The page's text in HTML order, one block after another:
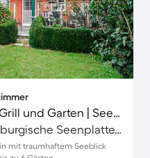
Ferienhaus mit Terrasse, Grill und Garten | Seeblick
Alt Schwerin, Mecklenburgische Seenplatte, Deutschland
mit traumhaftem Seeblick